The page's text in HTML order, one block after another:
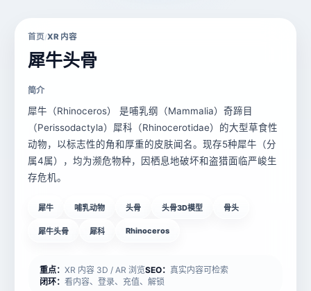
首页/XR 内容
犀牛头骨
简介
犀牛（Rhinoceros）​​ 是哺乳纲（Mammalia）奇蹄目
（Perissodactyla）犀科（Rhinocerotidae）的大型草食性
动物，以标志性的角和厚重的皮肤闻名。现存5种犀牛（分
属4属），均为濒危物种，因栖息地破坏和盗猎面临严峻生
存危机。
犀牛 哺乳动物 头骨 头骨3D模型 骨头
犀牛头骨 犀科 Rhinoceros
重点： XR 内容 3D / AR 浏览SEO： 真实内容可检索
闭环： 看内容、登录、充值、解锁